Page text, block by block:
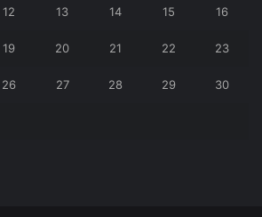
12 13 14 15 16
19 20 21 22 23
26 27 28 29 30